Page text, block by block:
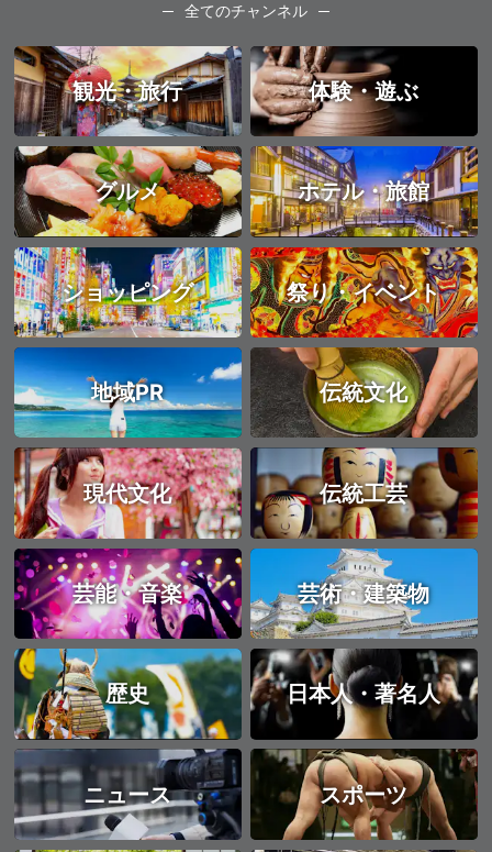
全てのチャンネル
観光・旅行 体験・遊ぶ
グルメ ホテル・旅館
ショッピング 祭り・イベント
地域PR 伝統文化
現代文化 伝統工芸
芸能・音楽 芸術・建築物
歴史 日本人・著名人
ニュース スポーツ